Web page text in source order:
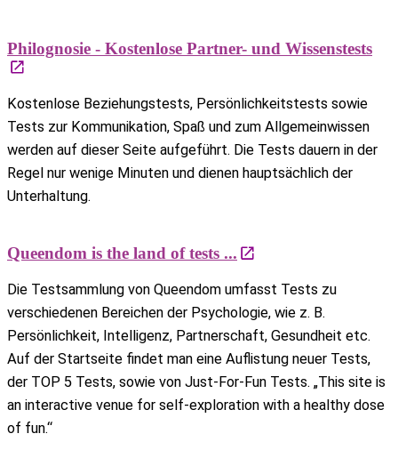
Philognosie - Kostenlose Partner- und Wissenstests
Kostenlose Beziehungstests, Persönlichkeitstests sowie
Tests zur Kommunikation, Spaß und zum Allgemeinwissen
werden auf dieser Seite aufgeführt. Die Tests dauern in der
Regel nur wenige Minuten und dienen hauptsächlich der
Unterhaltung.
Queendom is the land of tests ...
Die Testsammlung von Queendom umfasst Tests zu
verschiedenen Bereichen der Psychologie, wie z. B.
Persönlichkeit, Intelligenz, Partnerschaft, Gesundheit etc.
Auf der Startseite findet man eine Auflistung neuer Tests,
der TOP 5 Tests, sowie von Just-For-Fun Tests. „This site is
an interactive venue for self-exploration with a healthy dose
of fun.“